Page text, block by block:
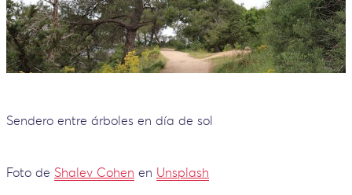
Sendero entre árboles en día de sol
Foto de Shalev Cohen en Unsplash